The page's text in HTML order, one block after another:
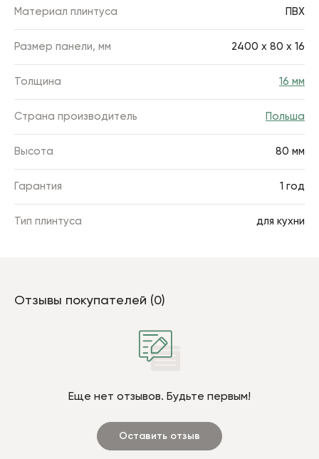
Материал плинтуса ПВХ
Размер панели, мм 2400 х 80 х 16
Толщина 16 мм
Страна производитель Польша
Высота 80 мм
Гарантия 1 год
Тип плинтуса для кухни
Отзывы покупателей (0)
Еще нет отзывов. Будьте первым!
Оставить отзыв